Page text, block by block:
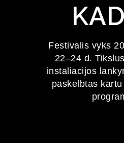
Festivalis vyks
22–24 d.
instaliacijos
paskelbtas